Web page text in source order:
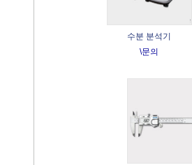
수분 분석기
\문의